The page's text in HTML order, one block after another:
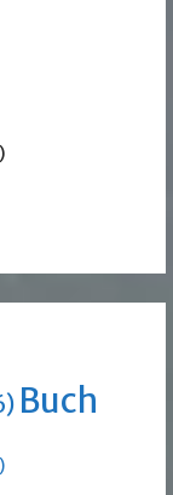
Buch